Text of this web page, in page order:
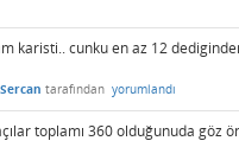
karisti.. cunku en az 12
Sercan tarafından yorumlandı
toplamı 360 olduğunuda göz